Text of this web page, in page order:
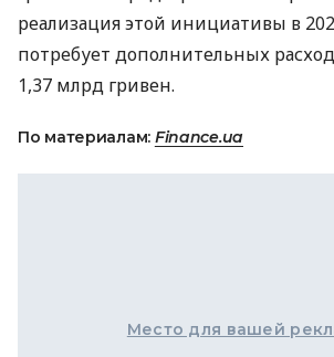
реализация этой инициативы в
потребует дополнительных
1,37 млрд гривен.
По материалам: Finance.ua
Место для вашей